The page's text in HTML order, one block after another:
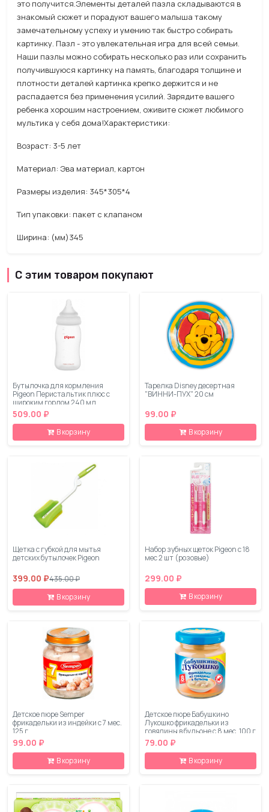
это получится.Элементы деталей пазла складываются в
знакомый сюжет и порадуют вашего малыша такому
замечательному успеху и умению так быстро собирать
картинку. Пазл - это увлекательная игра для всей семьи.
Наши пазлы можно собирать несколько раз или сохранить
получившуюся картинку на память, благодаря толщине и
плотности деталей картинка крепко держится и не
распадается без применения усилий. Зарядите вашего
ребенка хорошим настроением, оживите сюжет любимого
мультика у себя дома!Характеристики:
Возраст: 3-5 лет
Материал: Эва материал, картон
Размеры изделия: 345*305*4
Тип упаковки: пакет с клапаном
Ширина: (мм)345
С этим товаром покупают
Бутылочка для кормления
Pigeon Перистальтик плюс с
широким горлом 240 мл
509.00 ₽
В корзину
Тарелка Disney десертная
"ВИННИ-ПУХ" 20 см
99.00 ₽
В корзину
Щетка с губкой для мытья
детских бутылочек Pigeon
399.00 ₽435.00 ₽
В корзину
Набор зубных щеток Pigeon с 18
мес 2 шт (розовые)
299.00 ₽
В корзину
Детское пюре Semper
фрикадельки из индейки с 7 мес.
125 г
99.00 ₽
В корзину
Детское пюре Бабушкино
Лукошко фрикадельки из
говядины в бульоне с 8 мес. 100 г
79.00 ₽
В корзину